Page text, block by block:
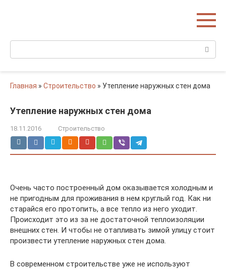
Поиск:
Главная » Строительство » Утепление наружных стен дома
Утепление наружных стен дома
18.11.2016 Строительство
Очень часто построенный дом оказывается холодным и
не пригодным для проживания в нем круглый год. Как ни
старайся его протопить, а все тепло из него уходит.
Происходит это из за не достаточной теплоизоляции
внешних стен. И чтобы не отапливать зимой улицу стоит
произвести утепление наружных стен дома.
В современном строительстве уже не используют